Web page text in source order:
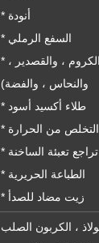
* أنودة
* السفع الرملي
* الطلاء الكهربائي (اللون ، والأزرق ، والأبيض ، والزنك الأسود ، والنيكل ، والكروم ، والقصدير ،
والنحاس ، والفضة)
* طلاء أكسيد أسود
* التخلص من الحرارة
* تراجع تعبئة الساخنة
* الطباعة الحريرية
* زيت مضاد للصدأ